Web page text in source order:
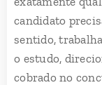
candidato
sentido,
o estudo,
cobrado no